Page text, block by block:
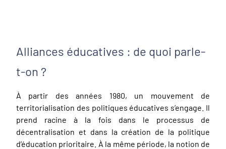
Alliances éducatives : de quoi parle-
t-on ?
À partir des années 1980, un mouvement de
territorialisation des politiques éducatives s’engage. Il
prend racine à la fois dans le processus de
décentralisation et dans la création de la politique
d’éducation prioritaire. À la même période, la notion de